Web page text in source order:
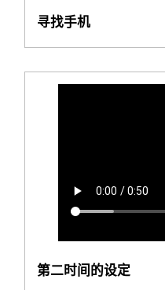
寻找手机
第二时间的设定